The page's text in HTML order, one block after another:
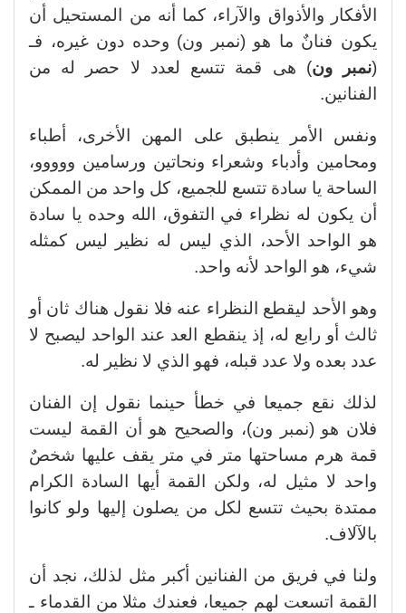
الأفكار والأذواق والآراء، كما أنه من المستحيل أن
يكون فنانٌ ما هو (نمبر ون) وحده دون غيره، فـ
(نمبر ون) هى قمة تتسع لعدد لا حصر له من
الفنانين.
ونفس الأمر ينطبق على المهن الأخرى، أطباء
ومحامين وأدباء وشعراء ونحاتين ورسامين ووووو،
الساحة يا سادة تتسع للجميع، كل واحد من الممكن
أن يكون له نظراء في التفوق، الله وحده يا سادة
هو الواحد الأحد، الذي ليس له نظير ليس كمثله
شيء، هو الواحد لأنه واحد.
وهو الأحد ليقطع النظراء عنه فلا نقول هناك ثان أو
ثالث أو رابع له، إذ ينقطع العد عند الواحد ليصبح لا
عدد بعده ولا عدد قبله، فهو الذي لا نظير له.
لذلك نقع جميعا في خطأ حينما نقول إن الفنان
فلان هو (نمبر ون)، والصحيح هو أن القمة ليست
قمة هرم مساحتها متر في متر يقف عليها شخصٌ
واحد لا مثيل له، ولكن القمة أيها السادة الكرام
ممتدة بحيث تتسع لكل من يصلون إليها ولو كانوا
بالآلاف.
ولنا في فريق من الفنانين أكبر مثل لذلك، نجد أن
القمة اتسعت لهم جميعا، فعندك مثلا من القدماء ـ